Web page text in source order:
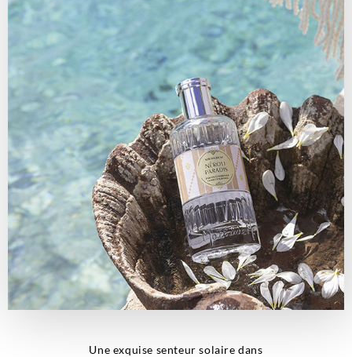
Une exquise senteur solaire dans